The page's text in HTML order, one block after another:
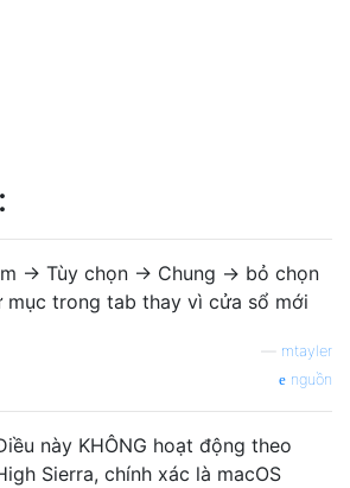
→ Tùy chọn → Chung → bỏ chọn
mục trong tab thay vì cửa sổ mới
mtayler
nguồn
này KHÔNG hoạt động theo
Sierra, chính xác là macOS